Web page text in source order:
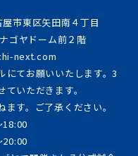
市東区矢田南４丁目
ゴヤドーム前２階
next.com
てお願いいたします。3
いただきます。
す。ご了承ください。
18:00
20:00